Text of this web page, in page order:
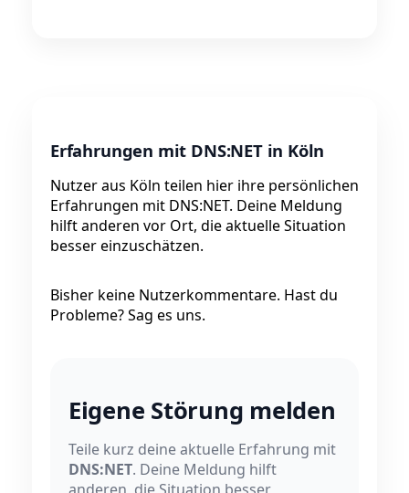
Erfahrungen mit DNS:NET in Köln
Nutzer aus Köln teilen hier ihre persönlichen
Erfahrungen mit DNS:NET. Deine Meldung
hilft anderen vor Ort, die aktuelle Situation
besser einzuschätzen.
Bisher keine Nutzerkommentare. Hast du
Probleme? Sag es uns.
Eigene Störung melden
Teile kurz deine aktuelle Erfahrung mit
DNS:NET. Deine Meldung hilft